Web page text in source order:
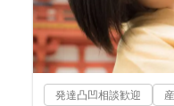
発達凸凹相談歓迎